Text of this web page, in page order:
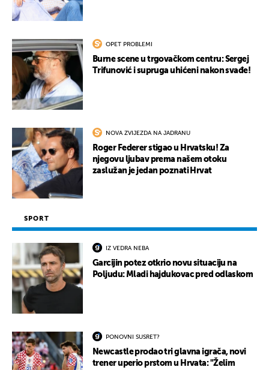
OPET PROBLEMI
Burne scene u trgovačkom centru: Sergej
Trifunović i supruga uhićeni nakon svađe!
NOVA ZVIJEZDA NA JADRANU
Roger Federer stigao u Hrvatsku! Za
njegovu ljubav prema našem otoku
zaslužan je jedan poznati Hrvat
SPORT
IZ VEDRA NEBA
Garcijin potez otkrio novu situaciju na
Poljudu: Mladi hajdukovac pred odlaskom
PONOVNI SUSRET?
Newcastle prodao tri glavna igrača, novi
trener uperio prstom u Hrvata: "Želim